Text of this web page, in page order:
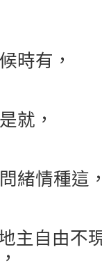
時有，
就，
緒情種這
主自由不